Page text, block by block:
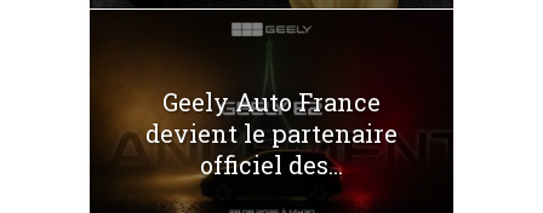
Geely Auto France
devient le partenaire
officiel des...